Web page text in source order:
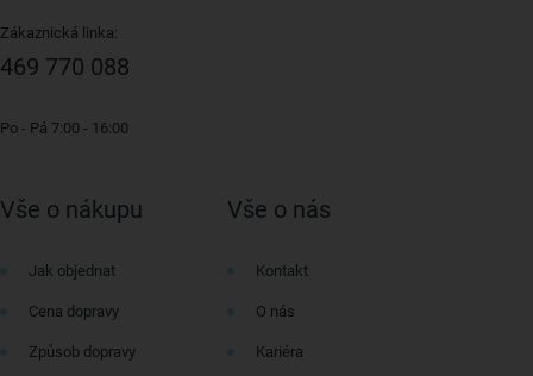
Zákaznická linka:
469 770 088
Po - Pá 7:00 - 16:00
Vše o nákupu
Jak objednat
Cena dopravy
Způsob dopravy
Vše o nás
Kontakt
O nás
Kariéra